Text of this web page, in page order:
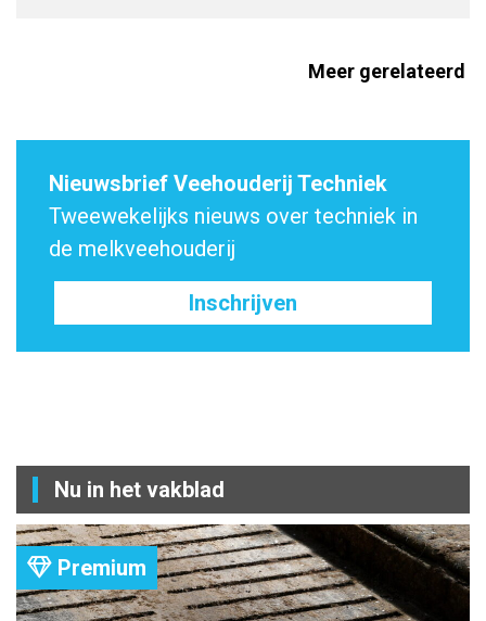
Meer gerelateerd
Nieuwsbrief Veehouderij Techniek
Tweewekelijks nieuws over techniek in
de melkveehouderij
Inschrijven
Nu in het vakblad
Premium